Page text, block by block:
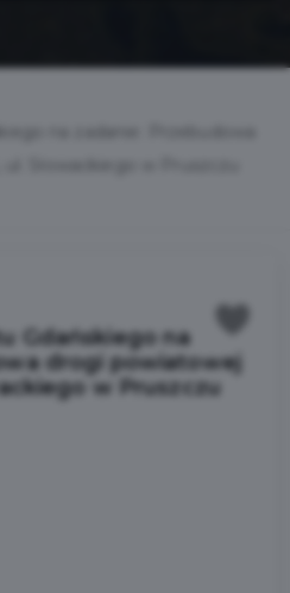
Gdańskiego na
drogi powiatowej
w Pruszczu